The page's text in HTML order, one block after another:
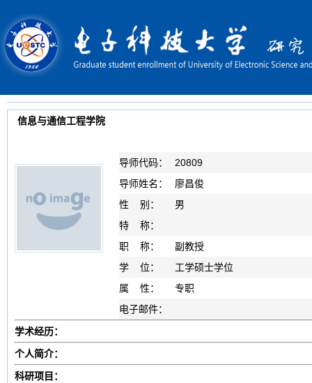
信息与通信工程学院
导师代码：
20809
导师姓名：
廖昌俊
性 别：
男
特 称：
职 称：
副教授
学 位：
工学硕士学位
属 性：
专职
电子邮件：
学术经历：
个人简介：
科研项目：